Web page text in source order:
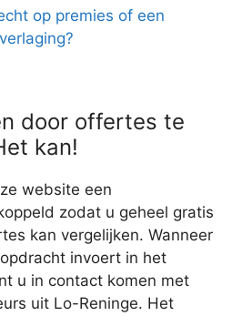
op premies of een
door offertes te
kan!
website een
zodat u geheel gratis
kan vergelijken. Wanneer
invoert in het
u in contact komen met
uit Lo-Reninge. Het